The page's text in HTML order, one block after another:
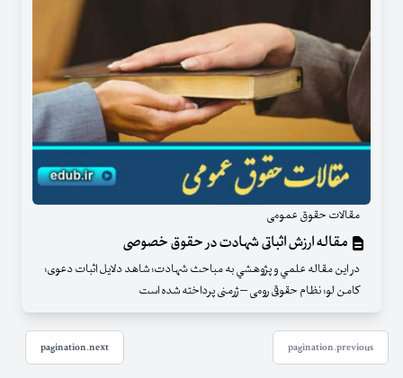
مقالات حقوق عمومی
مقاله ارزش اثباتی شهادت در حقوق خصوصی
در اين مقاله علمي و پژوهشي به مباحث شهادت؛ شاهد دلایل اثبات دعوی؛
کامن لو؛ نظام حقوقی رومی – ژرمنی پرداخته شده است
pagination.previous
pagination.next